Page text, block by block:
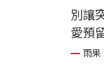
別讓
愛預
統 雨果